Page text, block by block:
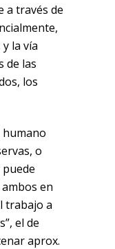
a través de
la vía
de las
los
humano
o
puede
en
trabajo a
el de
aprox.